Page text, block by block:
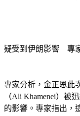
疑受到伊朗影響　專
專家分析，金正恩此
（Ali Khamenei）被
的影響。專家指出，